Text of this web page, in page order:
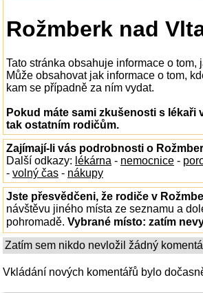
Rožmberk nad
Tato stránka obsahuje informace o
Může obsahovat jak informace o tom,
kam se případně za ním vydat.
Pokud máte sami zkušenosti s lékaři
tak ostatním rodičům.
Zajímají-li vás podrobnosti o
Další odkazy: lékárna - nemocnice -
- volný čas - nákupy
Jste přesvědčeni, že rodiče v
návštěvu jiného místa ze seznamu a
pohromadě. Vybrané místo: zatím
Zatím sem nikdo nevložil žádný
Vkládání nových komentářů bylo